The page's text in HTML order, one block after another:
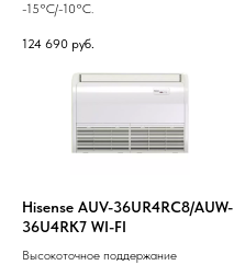
-15°С/-10°С.
124 690 руб.
Hisense AUV-36UR4RC8/AUW-
36U4RK7 WI-FI
Высокоточное поддержание